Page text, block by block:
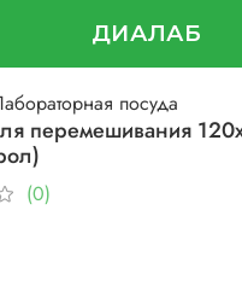
ДИАЛАБ
посуда
перемешивания
(0)